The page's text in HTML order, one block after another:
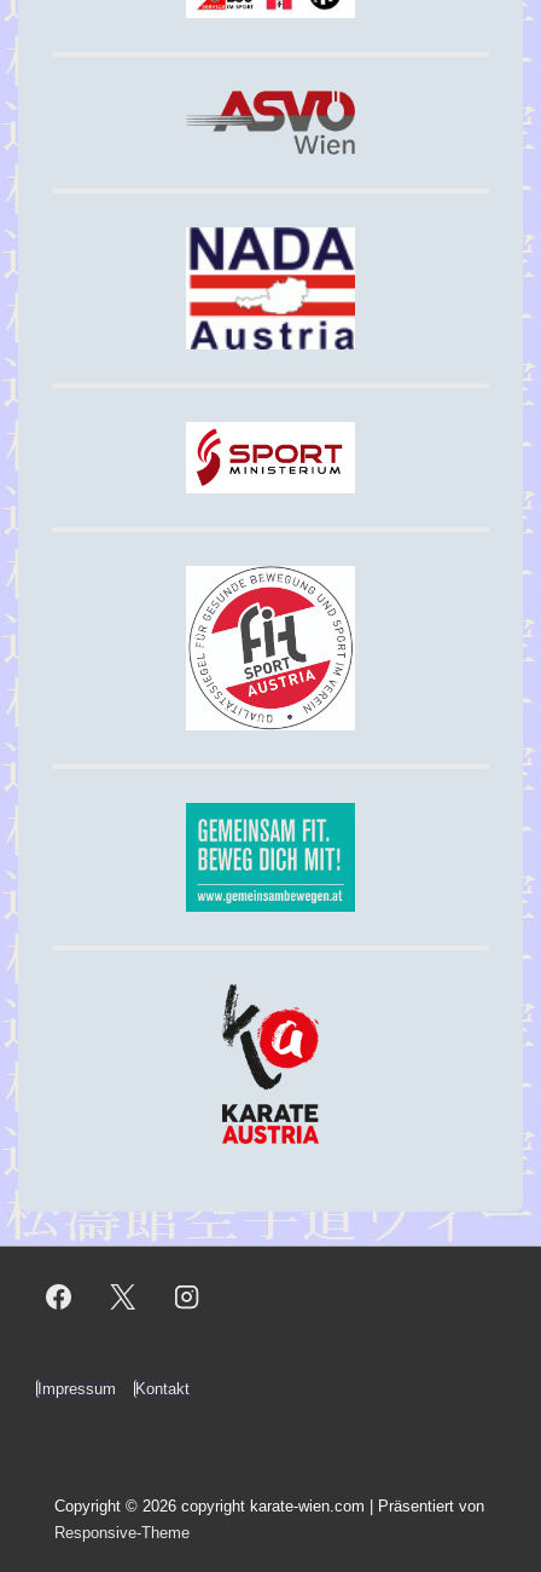
Footer-
Impressum Kontakt
Copyright © 2026 copyright karate-wien.com
| Präsentiert von
Responsive-Theme